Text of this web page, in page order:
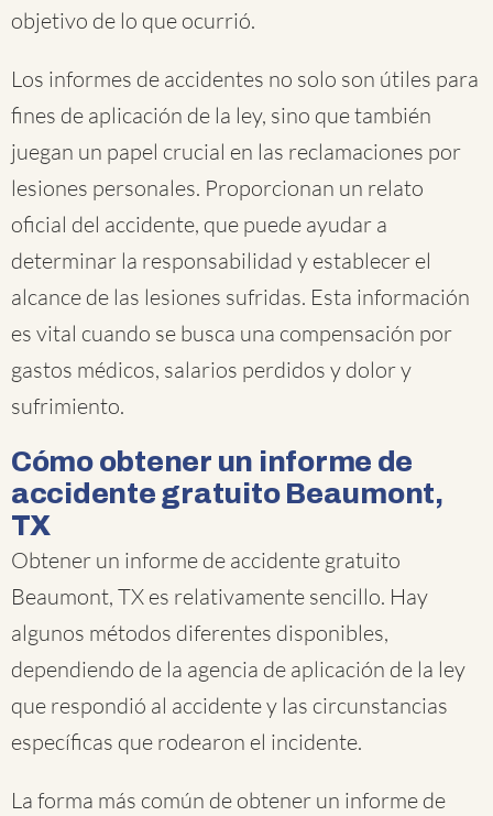
objetivo de lo que ocurrió.
Los informes de accidentes no solo son útiles para
fines de aplicación de la ley, sino que también
juegan un papel crucial en las reclamaciones por
lesiones personales. Proporcionan un relato
oficial del accidente, que puede ayudar a
determinar la responsabilidad y establecer el
alcance de las lesiones sufridas. Esta información
es vital cuando se busca una compensación por
gastos médicos, salarios perdidos y dolor y
sufrimiento.
Cómo obtener un informe de
accidente gratuito Beaumont,
TX
Obtener un informe de accidente gratuito
Beaumont, TX es relativamente sencillo. Hay
algunos métodos diferentes disponibles,
dependiendo de la agencia de aplicación de la ley
que respondió al accidente y las circunstancias
específicas que rodearon el incidente.
La forma más común de obtener un informe de